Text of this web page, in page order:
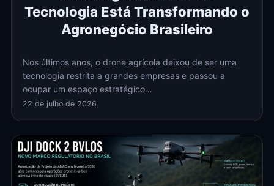
Tecnologia Está Transformando o
Agronegócio Brasileiro
Nos últimos anos, o drone agrícola deixou de ser uma
tecnologia restrita a grandes empresas e passou a
ocupar um espaço estratégico…
22 de julho de 2026